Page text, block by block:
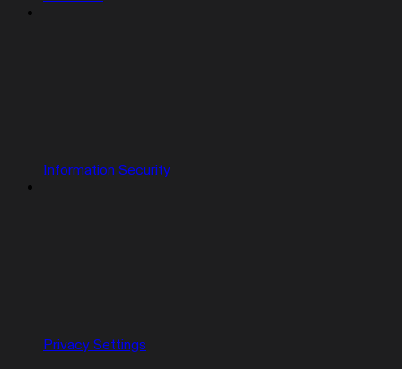
Information Security
Privacy Settings